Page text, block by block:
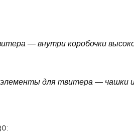
— внутри коробочки
для твитера — чашки и